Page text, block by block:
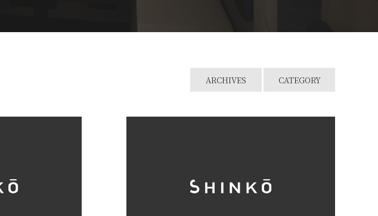
CATEGORY
ARCHIVES